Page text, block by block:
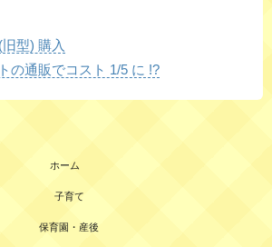
型) 購入
の通販でコスト 1/5 に !?
ホーム
子育て
保育園・産後